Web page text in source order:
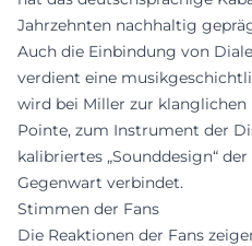
Jahrzehnten nachhaltig
Auch die Einbindung von
verdient eine
wird bei Miller zur klanglichen
Pointe, zum Instrument der
kalibriertes „Sounddesign“
Gegenwart verbindet.
Stimmen der Fans
Die Reaktionen der Fans